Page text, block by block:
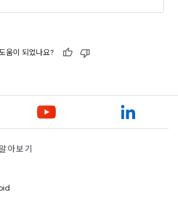
움이 되었나요?
아보기